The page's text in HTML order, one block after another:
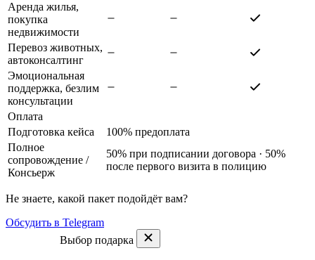
Аренда жилья,
покупка
недвижимости
Перевоз животных,
автоконсалтинг
Эмоциональная
поддержка, безлим
консультации
Оплата
Подготовка кейса
100% предоплата
Полное
сопровождение /
Консьерж
50% при подписании договора · 50%
после первого визита в полицию
Не знаете, какой пакет подойдёт вам?
Обсудить в Telegram
Выбор подарка